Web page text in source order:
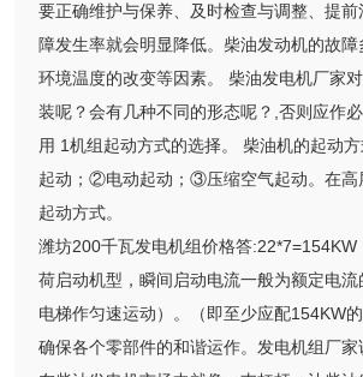
要正确维护与保养、及时检查与调整、提
障发生率就会明显降低。柴油发动机的故障
环境温度的改变等因素。 柴油发电机厂家
装呢？会有几种不同的形态呢？,否则应作
用 1机组起动方式的选择。 柴油机的起动
起动；②电动起动；③压缩空气起动。在高
起动方式。
潍坊200千瓦发电机组价格答:22*7=154KW
荷启动机型，瞬间启动电流一般为额定电
电梯作匀速运动）。（即至少应配154KW
确保各个零部件的和谐运作。发电机组厂